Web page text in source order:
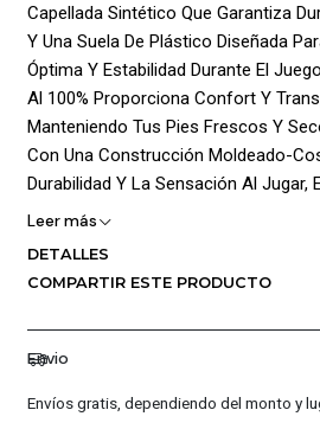
Capellada Sintético Que Garantiza
Y Una Suela De Plástico Diseñada
Óptima Y Estabilidad Durante El
Al 100% Proporciona Confort Y
Manteniendo Tus Pies Frescos Y
Con Una Construcción Moldeado-
Durabilidad Y La Sensación Al Jugar,
Un Control Preciso Del Balón Y
Partido.
Leer más
DETALLES
COMPARTIR ESTE PRODUCTO
Envio
Envíos gratis, dependiendo del monto y